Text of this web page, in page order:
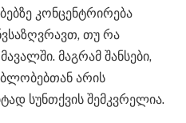
კონცენტრირება
თუ რა
მაგრამ შანსები,
არის
სუნთქვის შემკვრელია.